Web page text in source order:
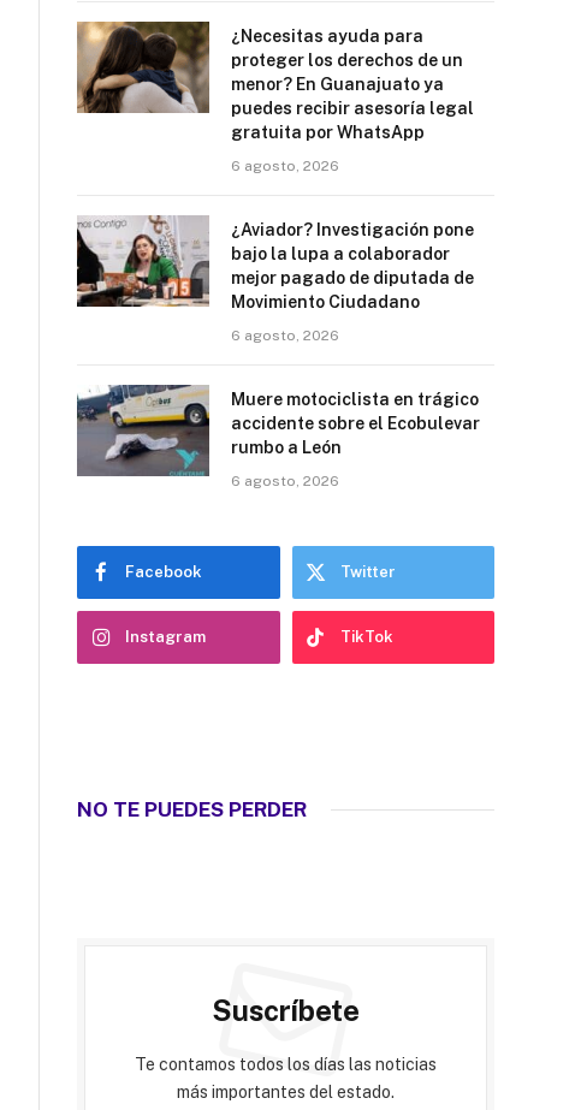
¿Necesitas ayuda para
proteger los derechos de un
menor? En Guanajuato ya
puedes recibir asesoría legal
gratuita por WhatsApp
6 agosto, 2026
¿Aviador? Investigación pone
bajo la lupa a colaborador
mejor pagado de diputada de
Movimiento Ciudadano
6 agosto, 2026
Muere motociclista en trágico
accidente sobre el Ecobulevar
rumbo a León
6 agosto, 2026
Facebook Twitter
Instagram TikTok
NO TE PUEDES PERDER
Suscríbete
Te contamos todos los días las noticias
más importantes del estado.